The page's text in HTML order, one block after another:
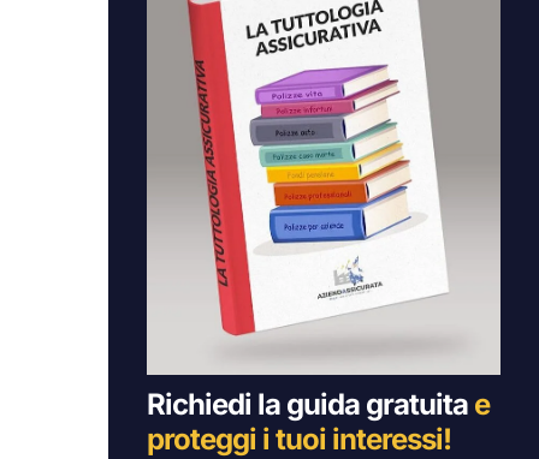
Richiedi la guida gratuita e
proteggi i tuoi interessi!